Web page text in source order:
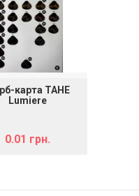
карта TAHE
Lumiere
0.01 грн.